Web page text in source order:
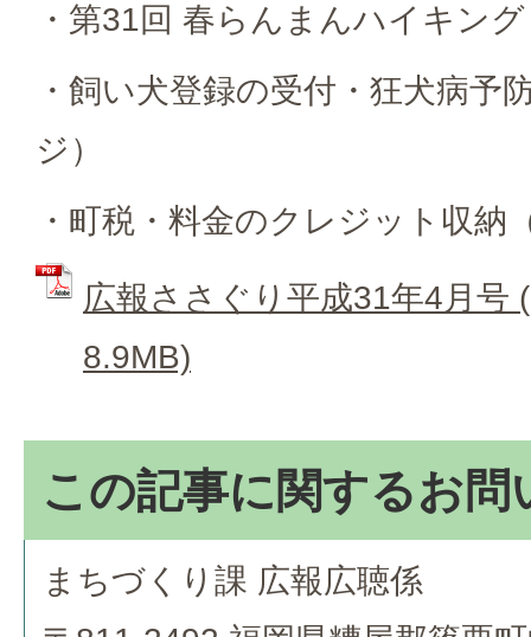
・第31回 春らんまんハイキン
・飼い犬登録の受付・狂犬病予
ジ）
・町税・料金のクレジット収納
広報ささぐり平成31年4月号
8.9MB)
この記事に関するお問
まちづくり課 広報広聴係